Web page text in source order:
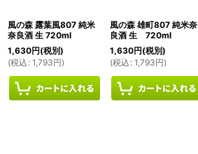
風の森 露葉風807 純米
奈良酒 生 720ml
1,630円(税別)
(税込 : 1,793円)
風の森 雄町807 純米奈
良酒 生 720ml
1,630円(税別)
(税込 : 1,793円)